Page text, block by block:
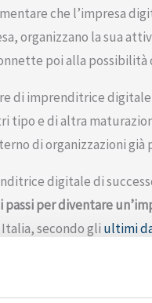
che l’impresa
organizzano la sua
poi alla
di imprenditrice digitale
tipo e di altra
di organizzazioni già
digitale di
passi per diventare
secondo gli ultimi
Pur in un contesto